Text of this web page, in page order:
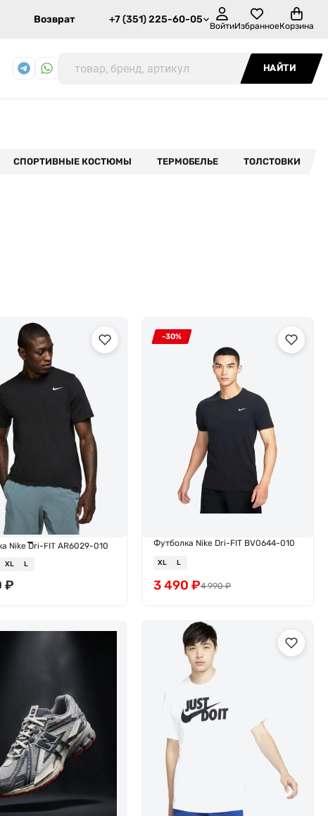
Возврат +7 (351) 225-60-05
ВойтиИзбранноеКорзина
НАЙТИ
СПОРТИВНЫЕ КОСТЮМЫ ТЕРМОБЕЛЬЕ ТОЛСТОВКИ
Nike Dri-FIT AR6029-010
XL L
₽
-30%
Футболка Nike Dri-FIT BV0644-010
XL L
4 990₽
3 490₽